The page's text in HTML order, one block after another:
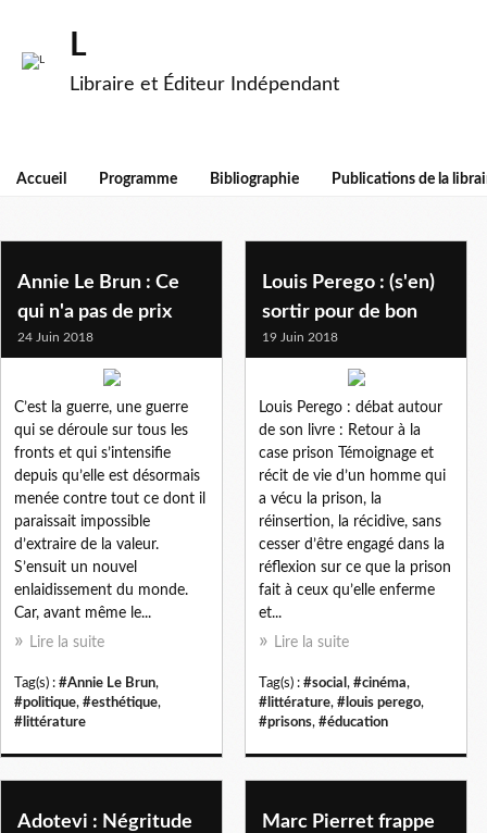
L
Libraire et Éditeur Indépendant
Accueil Programme Bibliographie Publications de la
litterature
Annie Le Brun : Ce
qui n'a pas de prix
24 Juin 2018
C’est la guerre, une guerre
qui se déroule sur tous les
fronts et qui s’intensifie
depuis qu’elle est désormais
menée contre tout ce dont il
paraissait impossible
d’extraire de la valeur.
S’ensuit un nouvel
enlaidissement du monde.
Car, avant même le...
Lire la suite
Tag(s) : #Annie Le Brun,
#politique, #esthétique,
#littérature
Louis Perego : (s'en)
sortir pour de bon
19 Juin 2018
Louis Perego : débat autour
de son livre : Retour à la
case prison Témoignage et
récit de vie d’un homme qui
a vécu la prison, la
réinsertion, la récidive, sans
cesser d’être engagé dans la
réflexion sur ce que la prison
fait à ceux qu’elle enferme
et...
Lire la suite
Tag(s) : #social , #cinéma,
#littérature, #louis perego,
#prisons, #éducation
Adotevi : Négritude
Marc Pierret frappe